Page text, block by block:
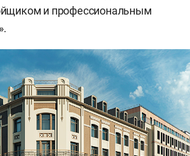
и профессиональным